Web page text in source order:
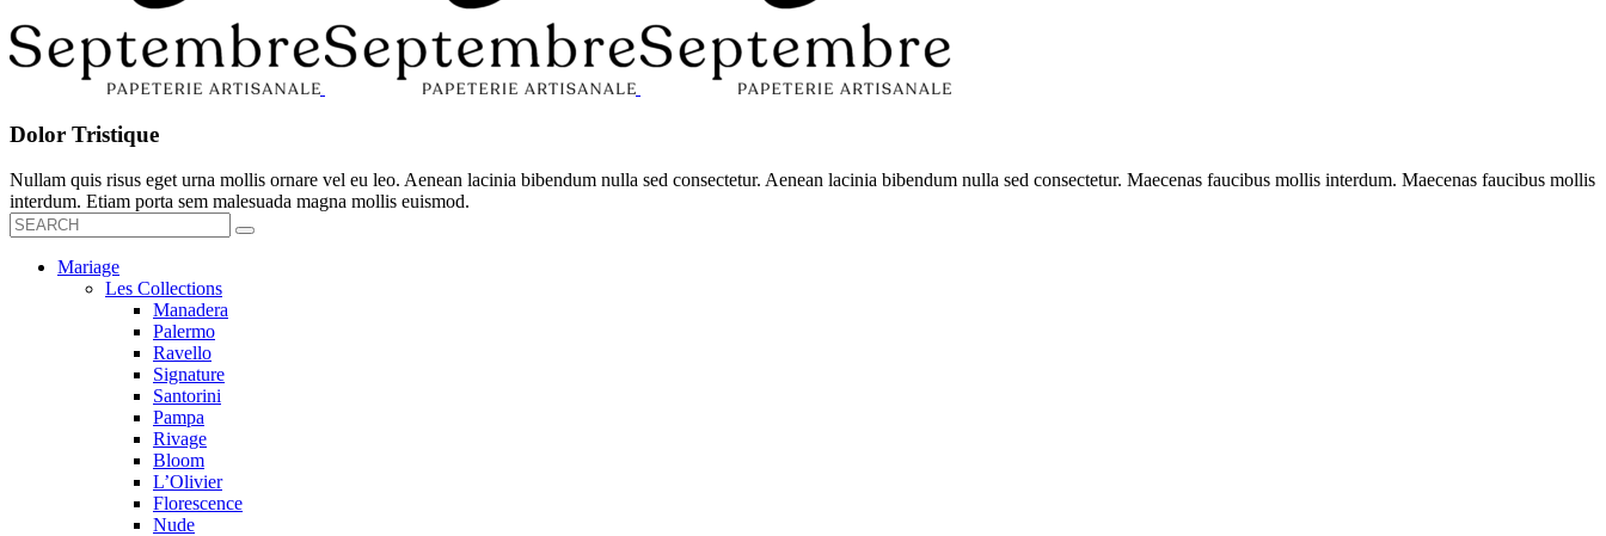
Dolor Tristique
Nullam quis risus eget urna mollis ornare vel eu leo. Aenean lacinia bibendum nulla sed consectetur. Aenean lacinia bibendum nulla sed consectetur. Maecenas faucibus mollis interdum. Maecenas faucibus mollis
interdum. Etiam porta sem malesuada magna mollis euismod.
Mariage
Les Collections
Manadera
Palermo
Ravello
Signature
Santorini
Pampa
Rivage
Bloom
L’Olivier
Florescence
Nude